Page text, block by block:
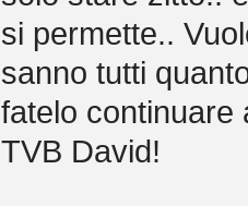
si permette..
sanno tutti
fatelo continuare
TVB David!